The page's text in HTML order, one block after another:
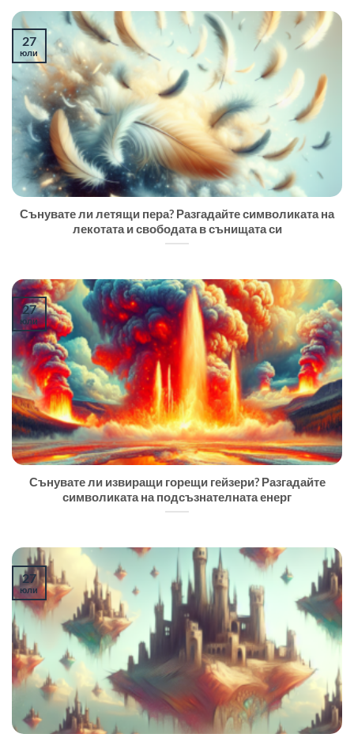
Сънувате ли летящи пера? Разгадайте символиката на
лекотата и свободата в сънищата си
27
юли
Сънувате ли извиращи горещи гейзери? Разгадайте
символиката на подсъзнателната енерг
27
юли
27
юли